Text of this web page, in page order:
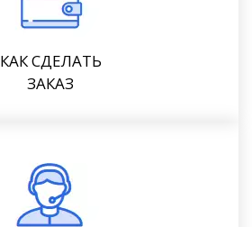
КАК СДЕЛАТЬ
ЗАКАЗ